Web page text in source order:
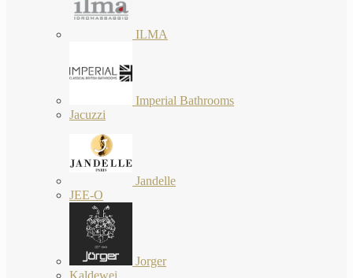
ILMA
Imperial Bathrooms
Jacuzzi
Jandelle
JEE-O
Jorger